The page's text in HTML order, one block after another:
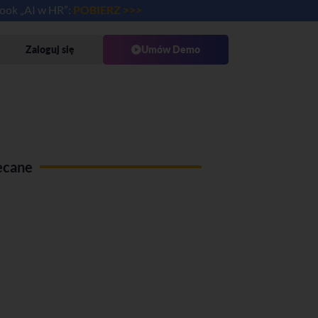
„AI w HR”: POBIERZ >>>
Zaloguj się Umów Demo